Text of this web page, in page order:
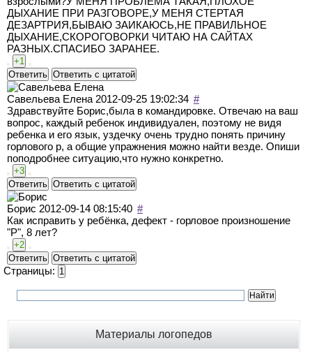
ДЫХАНИЕ ПРИ РАЗГОВОРЕ,У МЕНЯ СТЕРТАЯ
ДЕЗАРТРИЯ,БЫВАЮ ЗАИКАЮСЬ,НЕ ПРАВИЛЬНОЕ
ДЫХАНИЕ,СКОРОГОВОРКИ ЧИТАЮ НА САЙТАХ
РАЗНЫХ.СПАСИБО ЗАРАНЕЕ.
+1
Ответить Ответить с цитатой
Савельева Елена 2012-09-25 19:02:34 #
Здравствуйте Борис,была в командировке. Отвечаю на ваш
вопрос, каждый ребенок индивидуален, поэтому не видя
ребенка и его язык, уздечку очень трудно понять причину
горлового р, а общие упражнения можно найти везде. Опиши
поподробнее ситуацию,что нужно конкретно.
+3
Ответить Ответить с цитатой
Борис 2012-09-14 08:15:40 #
Как исправить у ребёнка, дефект - горловое произношение
"Р", 8 лет?
+2
Ответить Ответить с цитатой
Страницы: 1
Материалы логопедов